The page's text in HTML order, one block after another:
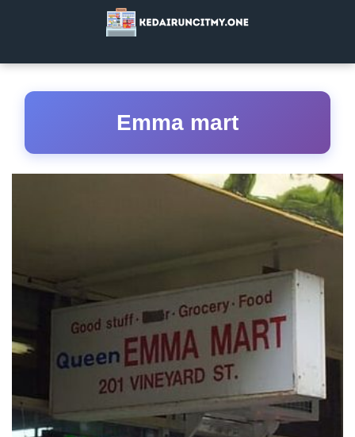
Emma mart